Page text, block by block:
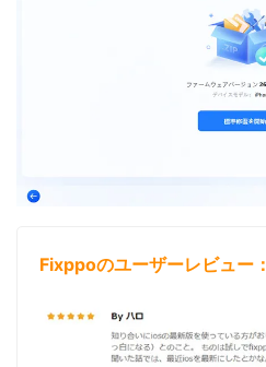
Fixppoのユーザーレビュー：